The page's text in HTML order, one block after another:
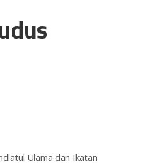
Ulama dan Ikatan